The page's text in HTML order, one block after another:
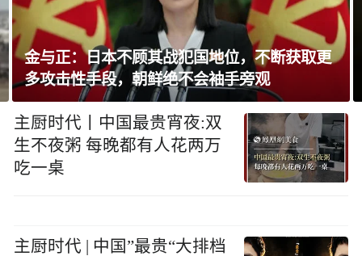
金与正：日本不顾其战犯国地位，不断获取更
多攻击性手段，朝鲜绝不会袖手旁观
主厨时代丨中国最贵宵夜:双
生不夜粥 每晚都有人花两万
吃一桌
主厨时代 | 中国”最贵“大排档